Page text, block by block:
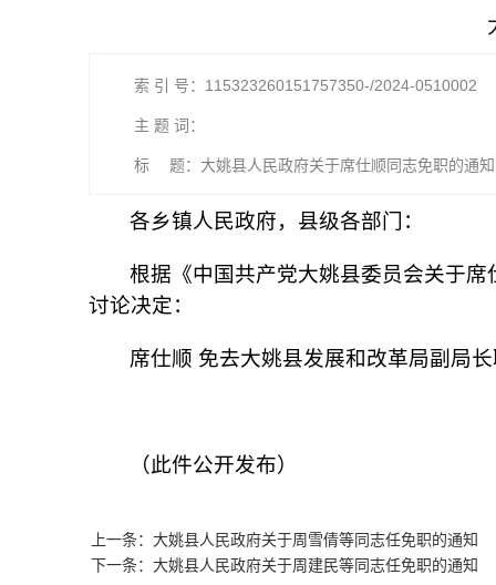
索 引 号：115323260151757350-/2024-0510002
主 题 词：
标 题：大姚县人民政府关于席仕顺同志免职的通知
各乡镇人民政府，县级各部门：
根据《中国共产党大姚县委员会关于
讨论决定：
席仕顺 免去大姚县发展和改革局副局
（此件公开发布）
上一条：大姚县人民政府关于周雪倩等同志任免职的通知
下一条：大姚县人民政府关于周建民等同志任免职的通知